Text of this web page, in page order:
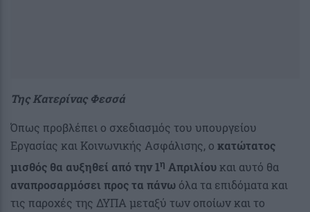
Της Κατερίνας Φεσσά
Όπως προβλέπει ο σχεδιασμός του υπουργείου
Εργασίας και Κοινωνικής Ασφάλισης, ο κατώτατος
μισθός θα αυξηθεί από την 1η Απριλίουκαι αυτό θα
αναπροσαρμόσει προς τα πάνω όλα τα επιδόματα και
τις παροχές της ΔΥΠΑ μεταξύ των οποίων και το